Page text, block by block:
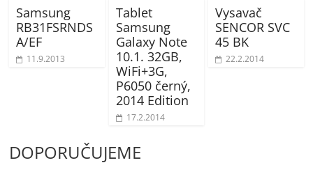
Samsung
RB31FSRNDS
A/EF
11.9.2013
Tablet
Samsung
Galaxy Note
10.1. 32GB,
WiFi+3G,
P6050 černý,
2014 Edition
17.2.2014
Vysavač
SENCOR SVC
45 BK
22.2.2014
DOPORUČUJEME